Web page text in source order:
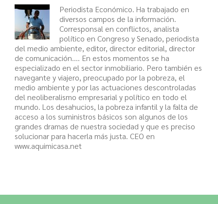
crece
morosidad
en
alquileres
Periodista Económico. Ha trabajado en
diversos campos de la información.
Corresponsal en conflictos, analista
político en Congreso y Senado, periodista
del medio ambiente, editor, director editorial, director
de comunicación.... En estos momentos se ha
especializado en el sector inmobiliario. Pero también es
navegante y viajero, preocupado por la pobreza, el
medio ambiente y por las actuaciones descontroladas
del neoliberalismo empresarial y político en todo el
mundo. Los desahucios, la pobreza infantil y la falta de
acceso a los suministros básicos son algunos de los
grandes dramas de nuestra sociedad y que es preciso
solucionar para hacerla más justa. CEO en
www.aquimicasa.net